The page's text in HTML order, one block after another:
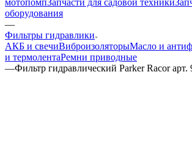
оборудования
—
Фильтры гидравлики
АКБ и свечиВиброизоляторыМасло и
и термолентаРемни приводные
—Фильтр гидравлический Parker Racor арт.